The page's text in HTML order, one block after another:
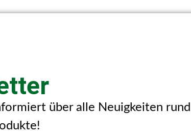
über alle Neuigkeiten rund